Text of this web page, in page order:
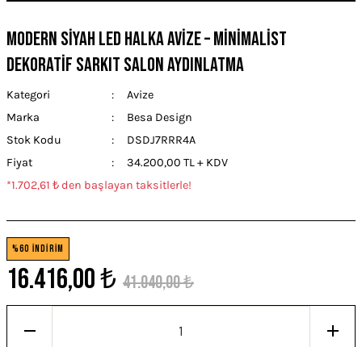
Modern Siyah LED Halka Avize – Minimalist
Dekoratif Sarkıt Salon Aydınlatma
Kategori
Avize
Marka
Besa Design
Stok Kodu
DSDJ7RRR4A
Fiyat
34.200,00 TL + KDV
*1.702,61 ₺ den başlayan taksitlerle!
%60 İNDİRİM
16.416,00 ₺ 41.040,00 ₺